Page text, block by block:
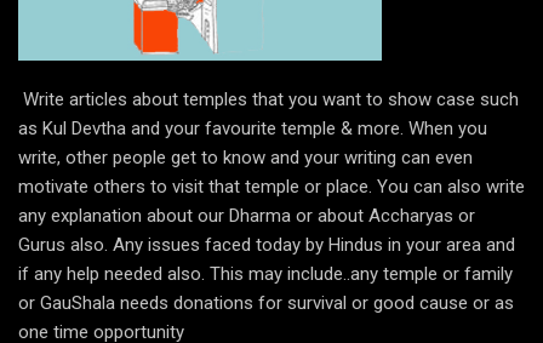
Write articles about temples that you want to show case such
as Kul Devtha and your favourite temple & more. When you
write, other people get to know and your writing can even
motivate others to visit that temple or place. You can also write
any explanation about our Dharma or about Accharyas or
Gurus also. Any issues faced today by Hindus in your area and
if any help needed also. This may include..any temple or family
or GauShala needs donations for survival or good cause or as
one time opportunity